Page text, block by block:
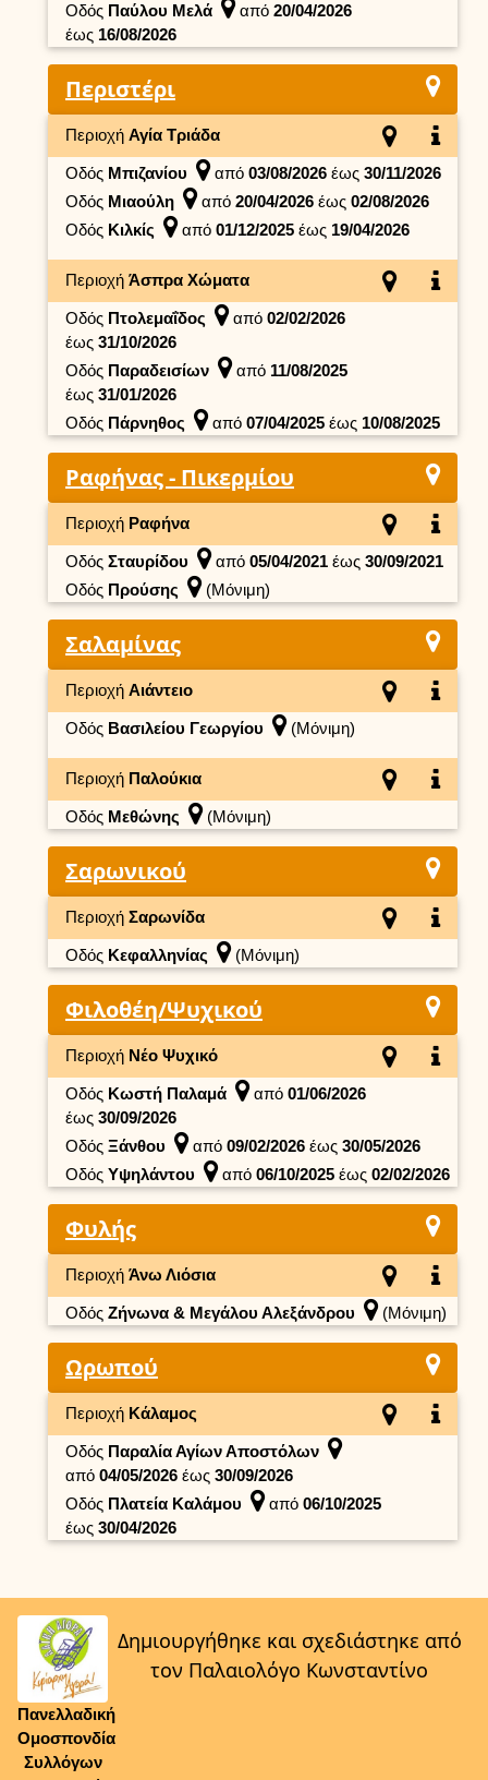
Οδός Παύλου Μελά από 20/04/2026
έως 16/08/2026
Περιστέρι
Περιοχή Αγία Τριάδα
Οδός Μπιζανίου από 03/08/2026 έως 30/11/2026
Οδός Μιαούλη από 20/04/2026 έως 02/08/2026
Οδός Κιλκίς από 01/12/2025 έως 19/04/2026
Περιοχή Άσπρα Χώματα
Οδός Πτολεμαΐδος από 02/02/2026
έως 31/10/2026
Οδός Παραδεισίων από 11/08/2025
έως 31/01/2026
Οδός Πάρνηθος από 07/04/2025 έως 10/08/2025
Ραφήνας - Πικερμίου
Περιοχή Ραφήνα
Οδός Σταυρίδου από 05/04/2021 έως 30/09/2021
Οδός Προύσης (Μόνιμη)
Σαλαμίνας
Περιοχή Αιάντειο
Οδός Βασιλείου Γεωργίου (Μόνιμη)
Περιοχή Παλούκια
Οδός Μεθώνης (Μόνιμη)
Σαρωνικού
Περιοχή Σαρωνίδα
Οδός Κεφαλληνίας (Μόνιμη)
Φιλοθέη/Ψυχικού
Περιοχή Νέο Ψυχικό
Οδός Κωστή Παλαμά από 01/06/2026
έως 30/09/2026
Οδός Ξάνθου από 09/02/2026 έως 30/05/2026
Οδός Υψηλάντου από 06/10/2025 έως 02/02/2026
Φυλής
Περιοχή Άνω Λιόσια
Οδός Ζήνωνα & Μεγάλου Αλεξάνδρου (Μόνιμη)
Ωρωπού
Περιοχή Κάλαμος
Οδός Παραλία Αγίων Αποστόλων
από 04/05/2026 έως 30/09/2026
Οδός Πλατεία Καλάμου από 06/10/2025
έως 30/04/2026
Πανελλαδική
Ομοσπονδία
Συλλόγων
Δημιουργήθηκε και σχεδιάστηκε από
τον Παλαιολόγο Κωνσταντίνο